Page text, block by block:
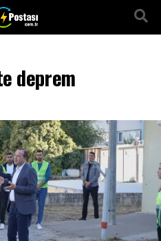
deprem